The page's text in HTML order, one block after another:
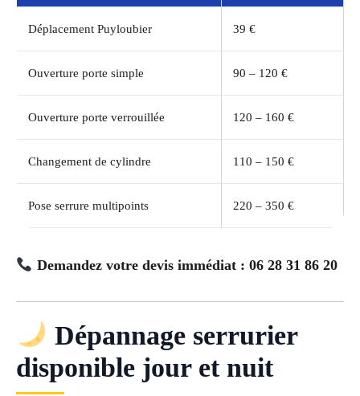
Déplacement Puyloubier 39 €
Ouverture porte simple 90 – 120 €
Ouverture porte verrouillée 120 – 160 €
Changement de cylindre 110 – 150 €
Pose serrure multipoints 220 – 350 €
Demandez votre devis immédiat : 06 28 31 86 20
Dépannage serrurier
disponible jour et nuit